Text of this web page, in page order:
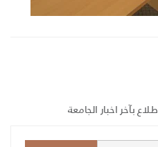
بآخر اخبار الجامعة